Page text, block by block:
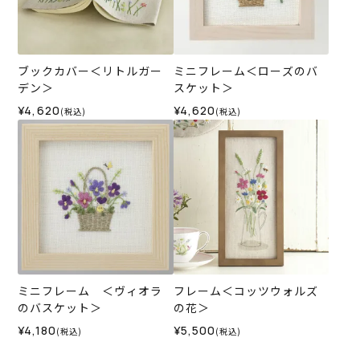
ブックカバー＜リトルガー
デン＞
¥4,620 (税込)
ミニフレーム＜ローズのバ
スケット＞
¥4,620 (税込)
ミニフレーム ＜ヴィオラ
のバスケット＞
¥4,180 (税込)
フレーム＜コッツウォルズ
の花＞
¥5,500 (税込)